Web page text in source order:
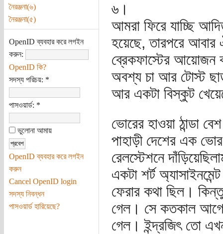
নৈরঞ্জনা(৬)
নৈরঞ্জনা(৫)
OpenID ব্যবহার করে লগইন
করুন:
OpenID কি?
সদস্য পরিচয়: *
পাসওয়ার্ড: *
ভুলোনা আমায়
OpenID ব্যবহার করে লগইন
করুন
Cancel OpenID login
সদস্য নিবন্ধন
পাসওয়ার্ড হারিয়েছে?
৬।
আমরা ফিরে যাচ্ছি
হয়েছে, তারপরে
ব্রেকফাস্টের আয়োজন
অবশ্য চা আর টোস্ট
আর একটা বিস্কুট
ভোরের হাওয়া ঠান্ডা
পাহাড়ী দেশের এক
রেলস্টেশনে
একটা শর্ট
ফেরার কথা ছিল।
গেল। সে কতকাল
গেল। ইন্দ্রজিৎ তো